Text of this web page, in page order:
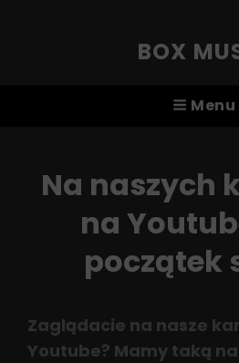
BOX
Menu
Na naszych
na
początek
Zaglądacie na nasze
Youtube? Mamy taką